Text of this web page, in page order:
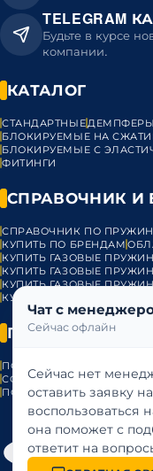
TELEGRAM
Будьте в курсе
компании.
КАТАЛОГ
СТАНДАРТНЫЕ
БЛОКИРУЕМЫЕ НА
БЛОКИРУЕМЫЕ С
ФИТИНГИ
СПРАВОЧНИК И
СПРАВОЧНИК ПО
КУПИТЬ ПО БРЕНДАМ
КУПИТЬ ГАЗОВЫЕ
КУПИТЬ ГАЗОВЫЕ
КУПИТЬ ГАЗОВЫЕ
КУПИТЬ ГАЗОВЫЕ ПРУЖИНЫ
ПРАВОВАЯ
ПОЛИТИКА
СОГЛАСИЕ НА
ПОЛИТИКА
Чат с
Сейчас офлайн
Сейчас нет
оставить заявку
она поможет с
ответит на